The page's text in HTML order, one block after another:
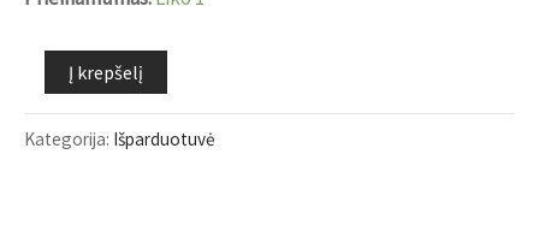
produkto
kiekis:
Marčiulionio
Į krepšelį
Kategorija: Išparduotuvė